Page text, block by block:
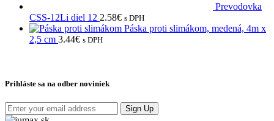
Prevodovka
CSS-12Li diel 12 2.58€ s DPH
Páska proti slimákom, medená, 4m x
2,5 cm 3.44€ s DPH
Prihláste sa na odber noviniek
Sign Up